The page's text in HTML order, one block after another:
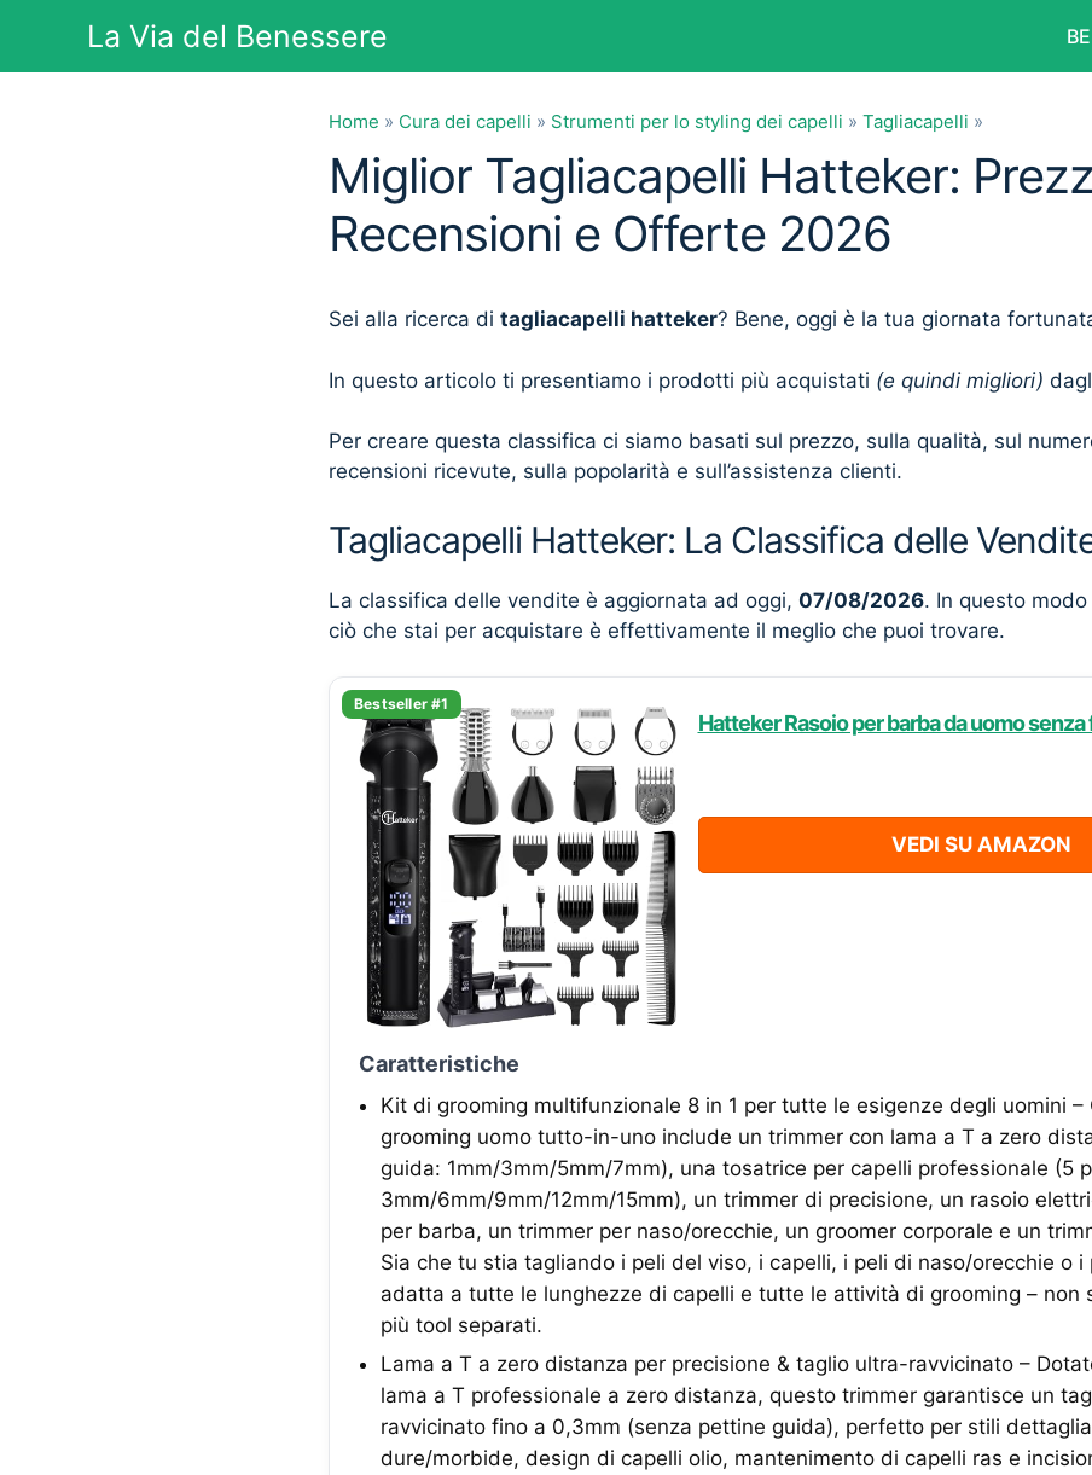
contenuto
La Via del Benessere
Home » Cura dei capelli » Strumenti per lo styling dei capelli » Tagliacapelli »
Miglior Tagliacapelli Hatteker:
Recensioni e Offerte 2026
Sei alla ricerca di tagliacapelli hatteker? Bene, oggi è la tua giornata
In questo articolo ti presentiamo i prodotti più acquistati (e quindi migliori)
Per creare questa classifica ci siamo basati sul prezzo, sulla qualità, sul
recensioni ricevute, sulla popolarità e sull’assistenza clienti.
Tagliacapelli Hatteker: La Classifica delle
La classifica delle vendite è aggiornata ad oggi, 07/08/2026. In questo
ciò che stai per acquistare è effettivamente il meglio che puoi trovare.
Bestseller #1
Hatteker Rasoio per barba da uomo senza
VEDI SU AMAZON
Caratteristiche
Kit di grooming multifunzionale 8 in 1 per tutte le esigenze degli uomini –
grooming uomo tutto-in-uno include un trimmer con lama a T a zero
guida: 1mm/3mm/5mm/7mm), una tosatrice per capelli professionale (5
3mm/6mm/9mm/12mm/15mm), un trimmer di precisione, un rasoio
per barba, un trimmer per naso/orecchie, un groomer corporale e un
Sia che tu stia tagliando i peli del viso, i capelli, i peli di naso/orecchie o i
adatta a tutte le lunghezze di capelli e tutte le attività di grooming – non
più tool separati.
Lama a T a zero distanza per precisione & taglio ultra-ravvicinato –
lama a T professionale a zero distanza, questo trimmer garantisce un
ravvicinato fino a 0,3mm (senza pettine guida), perfetto per stili
dure/morbide, design di capelli olio, mantenimento di capelli ras e